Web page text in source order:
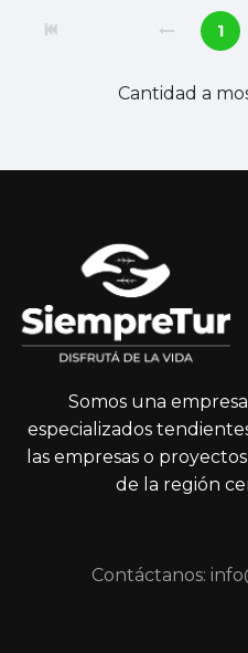
1
Cantidad a
Somos una
especializados
las empresas o
de la región
Contáctanos: